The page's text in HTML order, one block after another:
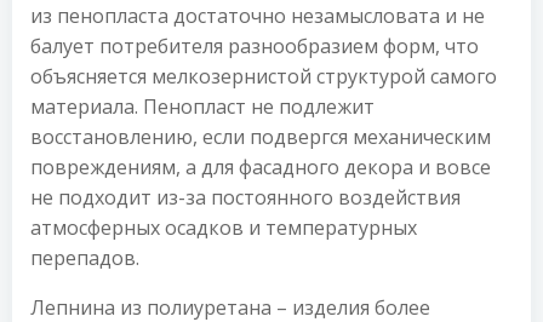
из пенопласта достаточно незамысловата и не
балует потребителя разнообразием форм, что
объясняется мелкозернистой структурой самого
материала. Пенопласт не подлежит
восстановлению, если подвергся механическим
повреждениям, а для фасадного декора и вовсе
не подходит из-за постоянного воздействия
атмосферных осадков и температурных
перепадов.
Лепнина из полиуретана – изделия более